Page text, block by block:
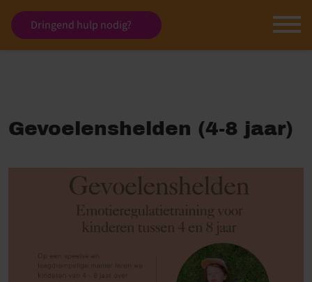
Dringend hulp nodig?
Gevoelenshelden (4-8 jaar)